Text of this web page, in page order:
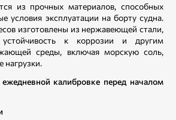
из прочных материалов, способных
условия эксплуатации на борту судна.
изготовлены из нержавеющей стали,
устойчивость к коррозии и другим
среды, включая морскую соль,
нагрузки.
калибровке перед началом